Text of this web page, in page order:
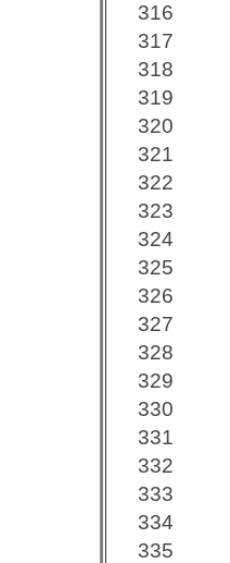
316
317
318
319
320
321
322
323
324
325
326
327
328
329
330
331
332
333
334
335